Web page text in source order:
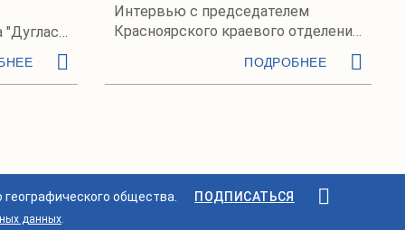
"Дуглас
Интервью с председателем
Красноярского краевого отделения
ПОДРОБНЕЕ
общества. ПОДПИСАТЬСЯ
данных.